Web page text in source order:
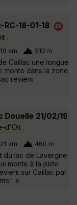
18-01-18
10 km 510 m
Caillac une longue
monte dans la zone
revient
Douelle 21/02/19
d'Olt
21 km 460 m
du lac de Lavergne
monte à la piste
sur Caillac par
»